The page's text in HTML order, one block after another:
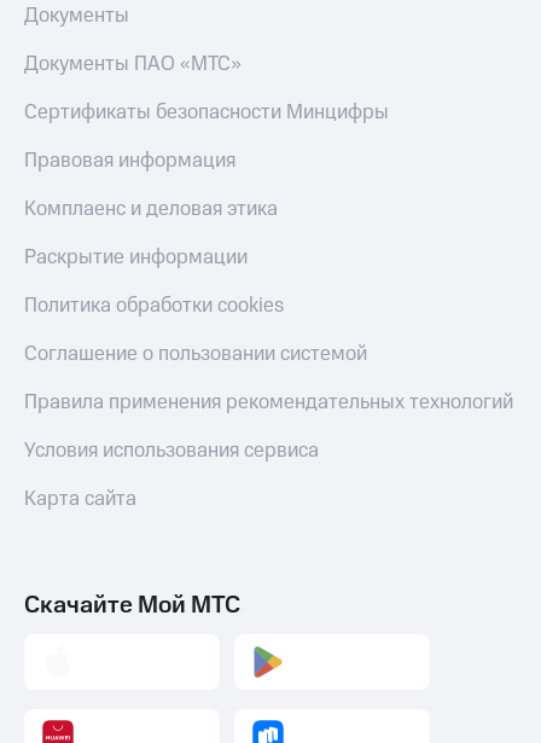
Документы
Документы ПАО «МТС»
Сертификаты безопасности Минцифры
Правовая информация
Комплаенс и деловая этика
Раскрытие информации
Политика обработки cookies
Соглашение о пользовании системой
Правила применения рекомендательных технологий
Условия использования сервиса
Карта сайта
Скачайте Мой МТС